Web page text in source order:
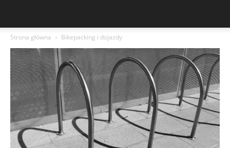
Strona główna Bikepacking i dojazdy